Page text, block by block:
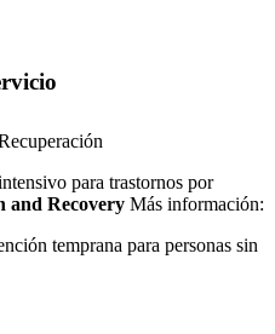
para trastornos por
and Recovery Más información:
temprana para personas sin